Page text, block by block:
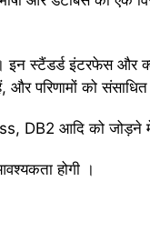
इन स्टैंडर्ड इंटरफेस और
परिणामों को
DB2 आदि को जोड़ने में
होगी ।